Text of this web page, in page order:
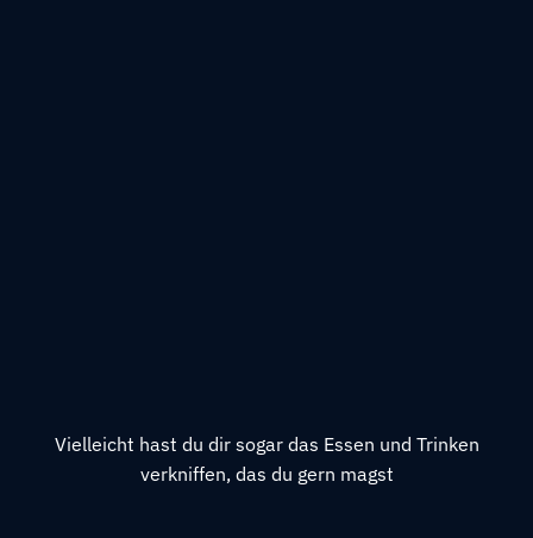
Vielleicht hast du dir sogar das Essen und Trinken
verkniffen, das du gern magst